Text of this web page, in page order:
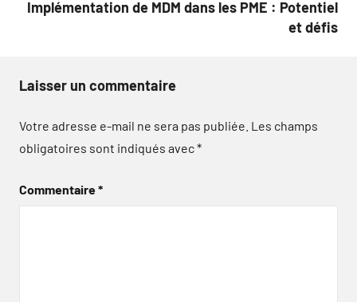
Implémentation de MDM dans les PME : Potentiel
et défis
Laisser un commentaire
Votre adresse e-mail ne sera pas publiée. Les champs
obligatoires sont indiqués avec*
Commentaire*